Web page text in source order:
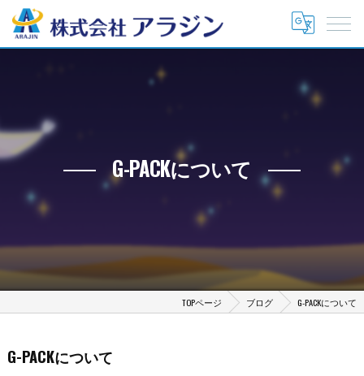
G-PACKについて
TOPページ ブログ G-PACKについて
G-PACKについて